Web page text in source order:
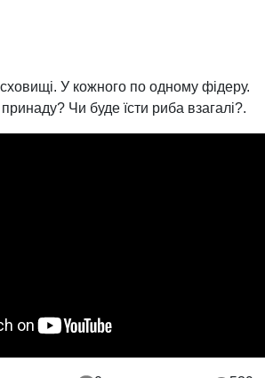
У кожного по одному фідеру.
Чи буде їсти риба взагалі?.